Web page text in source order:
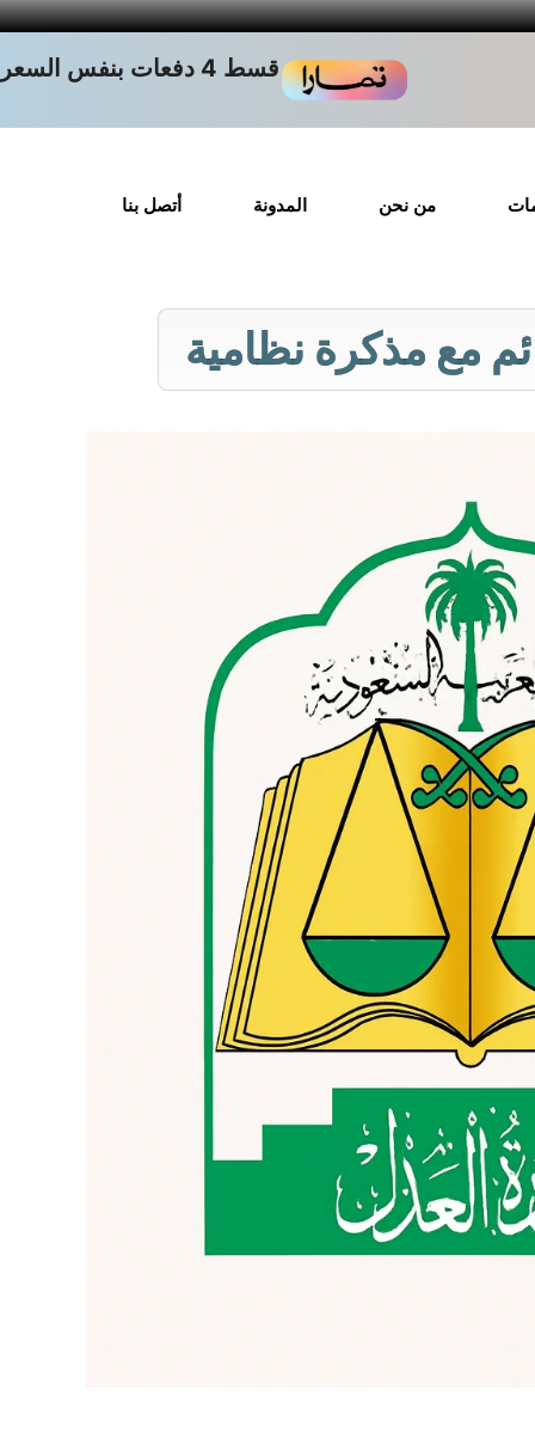
قسط 4 دفعات بنفس السعر
من نحن المدونة أتصل بنا
مع مذكرة نظامية